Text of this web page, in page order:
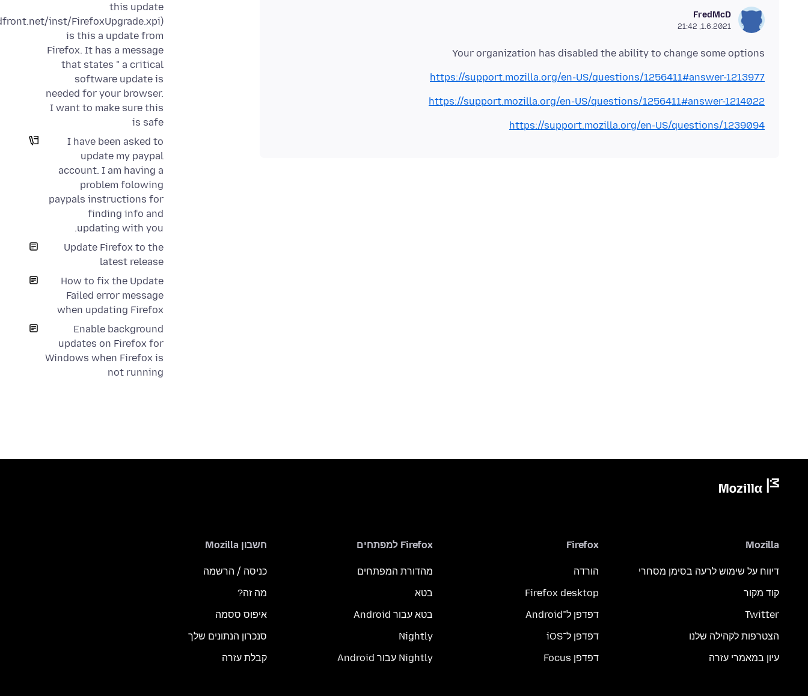
this update
inst/FirefoxUpgrade.xpi)
is this a update from
Firefox. It has a message
that states " a critical
software update is
needed for your browser.
I want to make sure this
is safe
I have been asked to
update my paypal
account. I am having a
problem folowing
paypals instructions for
finding info and
updating with you.
Update Firefox to the
latest release
How to fix the Update
Failed error message
when updating Firefox
Enable background
updates on Firefox for
Windows when Firefox is
not running
FredMcD
1.6.2021, 21:42
Your organization has disabled the ability to change some options
https://support.mozilla.org/en-US/questions/1256411#answer-1213977
https://support.mozilla.org/en-US/questions/1256411#answer-1214022
https://support.mozilla.org/en-US/questions/1239094
Mozilla
דיווח על שימוש לרעה בסימן מסחרי
קוד מקור
Twitter
הצטרפות לקהילה שלנו
עיון במאמרי עזרה
Firefox
הורדה
Firefox desktop
דפדפן ל־Android
דפדפן ל־iOS
דפדפן Focus
Firefox למפתחים
מהדורת המפתחים
בטא
בטא עבור Android
Nightly
Nightly עבור Android
חשבון Mozilla
כניסה / הרשמה
מה זה?
איפוס ססמה
סנכרון הנתונים שלך
קבלת עזרה